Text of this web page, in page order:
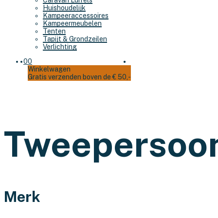
Huishoudelijk
Kampeeraccessoires
Kampeermeubelen
Tenten
Tapijt & Grondzeilen
Verlichting
00
Winkelwagen
Gratis verzenden boven de € 50,-
Merk